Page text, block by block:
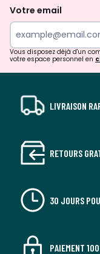
Votre email
Vous disposez déjà d'un
votre espace personnel en
LIVRAISON
RETOURS
30 JOURS
PAIEMENT